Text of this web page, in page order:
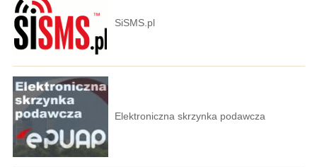
SiSMS.pl
Elektroniczna skrzynka podawcza